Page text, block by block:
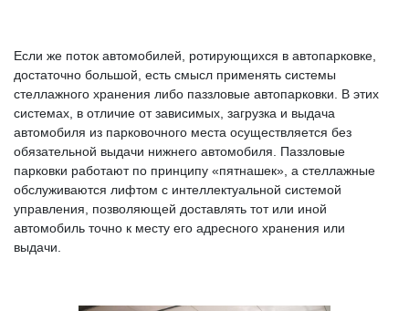
Если же поток автомобилей, ротирующихся в автопарковке,
достаточно большой, есть смысл применять системы
стеллажного хранения либо паззловые автопарковки. В этих
системах, в отличие от зависимых, загрузка и выдача
автомобиля из парковочного места осуществляется без
обязательной выдачи нижнего автомобиля. Паззловые
парковки работают по принципу «пятнашек», а стеллажные
обслуживаются лифтом с интеллектуальной системой
управления, позволяющей доставлять тот или иной
автомобиль точно к месту его адресного хранения или
выдачи.